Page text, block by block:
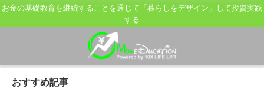
お金の基礎教育を継続することを通じて「暮らしをデザイン」して投資実践
する
おすすめ記事